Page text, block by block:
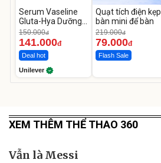
Serum Vaseline
Gluta-Hya Dưỡng
Da Sáng Mịn Sau 7
Ngày
150.000đ
141.000đ
Deal hot
Unilever
Quạt tích điện kẹp
bàn mini để bàn
219.000đ
79.000đ
Flash Sale
XEM THÊM THỂ THAO 360
Vẫn là Messi